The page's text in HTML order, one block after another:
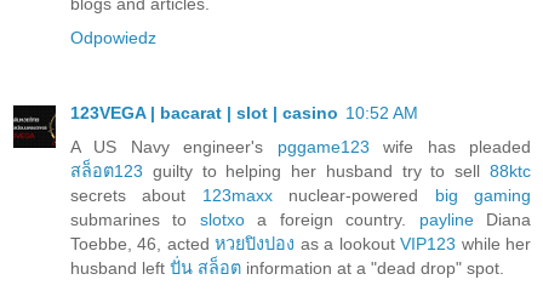
blogs and articles.
Odpowiedz
123VEGA | bacarat | slot | casino 10:52 AM
A US Navy engineer's pggame123 wife has pleaded
สล็อต123 guilty to helping her husband try to sell 88ktc
secrets about 123maxxnuclear-powered big gaming
submarines to slotxoa foreign country. paylineDiana
Toebbe, 46, actedหวยปิงปอง as a lookoutVIP123 while her
husband left ปั่น สล็อต information at a "dead drop" spot.